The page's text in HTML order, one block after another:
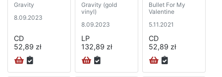
Gravity
8.09.2023
CD
52,89 zł
Gravity (gold
vinyl)
8.09.2023
LP
132,89 zł
Bullet For My
Valentine
5.11.2021
CD
52,89 zł